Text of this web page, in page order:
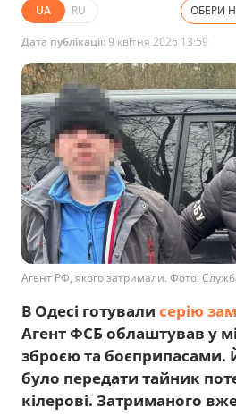
UA RU ОБЕРИ
Дата публікації:9 квітня 2026 13:59
Агент РФ, якого затримали. Фото:
В Одесі готували серію
Агент ФСБ облаштував у
зброєю та боєприпасами.
було передати тайник
кілерові. Затриманого